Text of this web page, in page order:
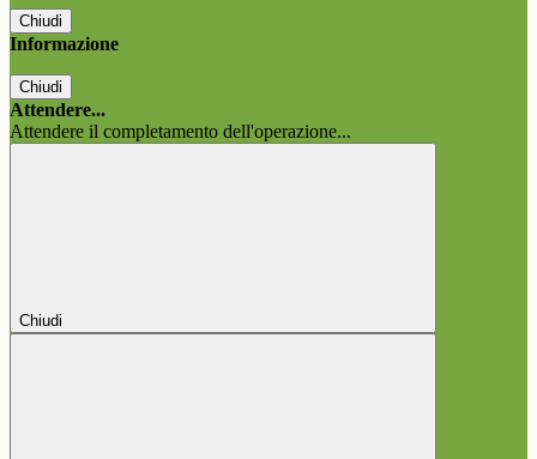
Chiudi
Informazione
Chiudi
Attendere...
Attendere il completamento dell'operazione...
Chiudi